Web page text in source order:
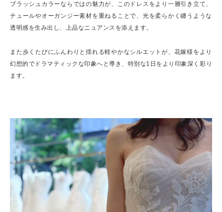
ブラッシュカラーならではの魅力が、このドレスをより一層引き立て、
チュールやオーガンジー素材を重ねることで、光を柔らかく纏うような
透明感を生み出し、上品なニュアンスを添えます。
また歩くたびにふんわりと揺れる軽やかなシルエットが、花嫁様をより
幻想的でドラマティックな印象へと導き、特別な1日をより印象深く彩り
ます。